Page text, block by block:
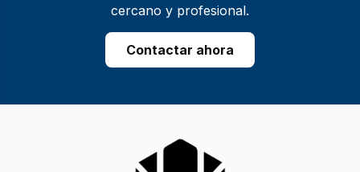
cercano y profesional.
Contactar ahora